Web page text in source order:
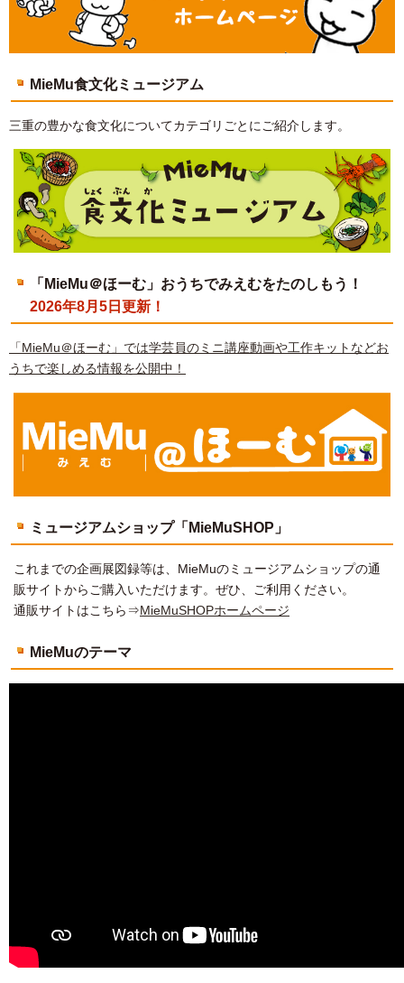
MieMu食文化ミュージアム
三重の豊かな食文化についてカテゴリごとにご紹介します。
「MieMu＠ほーむ」おうちでみえむをたのしもう！
2026年8月5日更新！
「MieMu＠ほーむ」では学芸員のミニ講座動画や工作キットなどお
うちで楽しめる情報を公開中！
ミュージアムショップ「MieMuSHOP」
これまでの企画展図録等は、MieMuのミュージアムショップの通
販サイトからご購入いただけます。ぜひ、ご利用ください。
通販サイトはこちら⇒MieMuSHOPホームページ
MieMuのテーマ